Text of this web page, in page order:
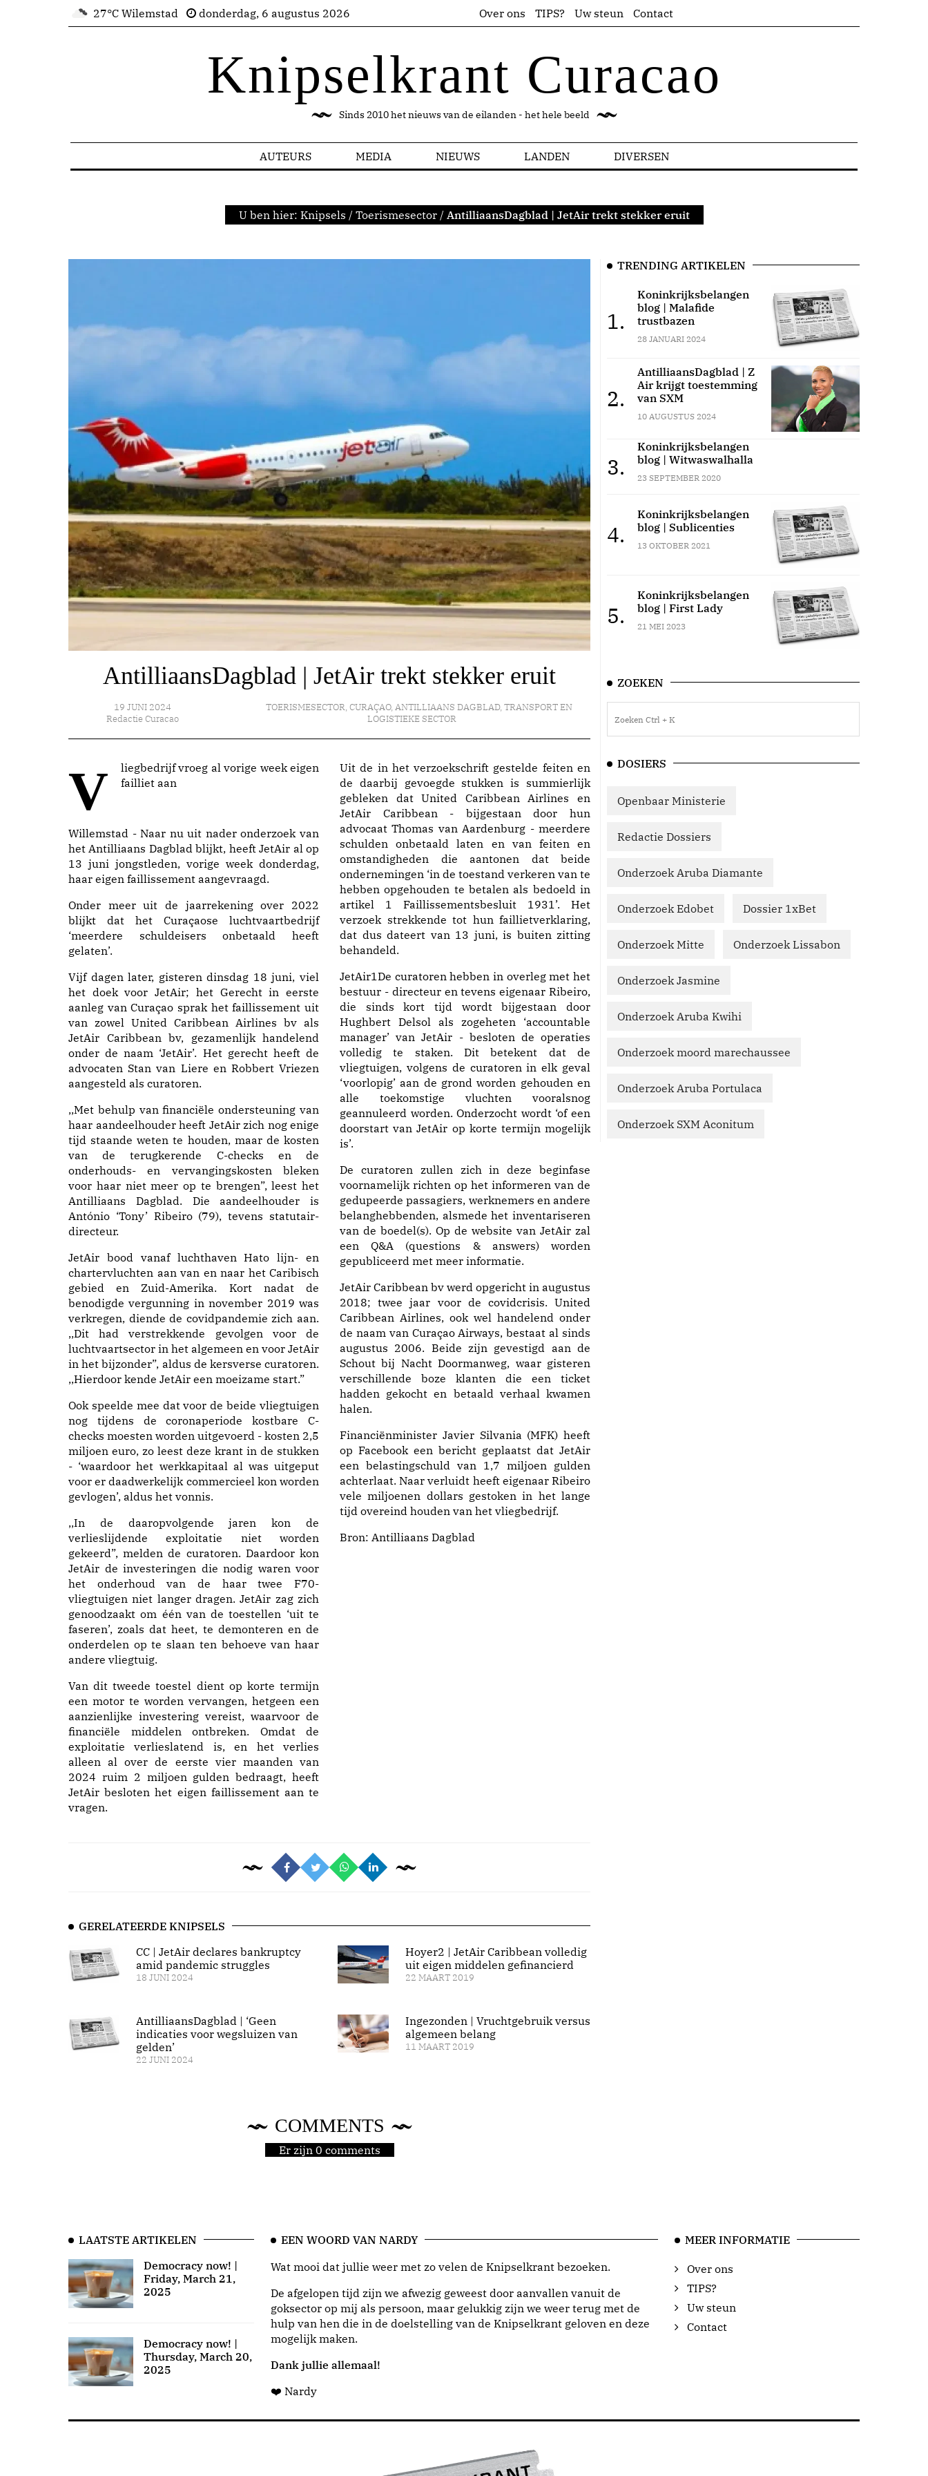
27°C Wilemstad donderdag, 6 augustus 2026 Over ons TIPS? Uw steun Contact
Knipselkrant Curacao
Sinds 2010 het nieuws van de eilanden - het hele beeld
AUTEURS MEDIA NIEUWS LANDEN DIVERSEN
U ben hier: Knipsels / Toerismesector / AntilliaansDagblad | JetAir trekt stekker eruit
AntilliaansDagblad | JetAir trekt stekker eruit
19 JUNI 2024
Redactie Curacao
TOERISMESECTOR, CURAÇAO, ANTILLIAANS DAGBLAD, TRANSPORT EN
LOGISTIEKE SECTOR
Vliegbedrijf vroeg al vorige week eigen failliet aan
Willemstad - Naar nu uit nader onderzoek van
het Antilliaans Dagblad blijkt, heeft JetAir al op
13 juni jongstleden, vorige week donderdag,
haar eigen faillissement aangevraagd.
Onder meer uit de jaarrekening over 2022
blijkt dat het Curaçaose luchtvaartbedrijf
‘meerdere schuldeisers onbetaald heeft
gelaten’.
Vijf dagen later, gisteren dinsdag 18 juni, viel
het doek voor JetAir; het Gerecht in eerste
aanleg van Curaçao sprak het faillissement uit
van zowel United Caribbean Airlines bv als
JetAir Caribbean bv, gezamenlijk handelend
onder de naam ‘JetAir’. Het gerecht heeft de
advocaten Stan van Liere en Robbert Vriezen
aangesteld als curatoren.
,,Met behulp van financiële ondersteuning van
haar aandeelhouder heeft JetAir zich nog enige
tijd staande weten te houden, maar de kosten
van de terugkerende C-checks en de
onderhouds- en vervangingskosten bleken
voor haar niet meer op te brengen”, leest het
Antilliaans Dagblad. Die aandeelhouder is
António ‘Tony’ Ribeiro (79), tevens statutair-
directeur.
JetAir bood vanaf luchthaven Hato lijn- en
chartervluchten aan van en naar het Caribisch
gebied en Zuid-Amerika. Kort nadat de
benodigde vergunning in november 2019 was
verkregen, diende de covidpandemie zich aan.
,,Dit had verstrekkende gevolgen voor de
luchtvaartsector in het algemeen en voor JetAir
in het bijzonder”, aldus de kersverse curatoren.
,,Hierdoor kende JetAir een moeizame start.”
Ook speelde mee dat voor de beide vliegtuigen
nog tijdens de coronaperiode kostbare C-
checks moesten worden uitgevoerd - kosten 2,5
miljoen euro, zo leest deze krant in de stukken
- ‘waardoor het werkkapitaal al was uitgeput
voor er daadwerkelijk commercieel kon worden
gevlogen’, aldus het vonnis.
,,In de daaropvolgende jaren kon de
verlieslijdende exploitatie niet worden
gekeerd”, melden de curatoren. Daardoor kon
JetAir de investeringen die nodig waren voor
het onderhoud van de haar twee F70-
vliegtuigen niet langer dragen. JetAir zag zich
genoodzaakt om één van de toestellen ‘uit te
faseren’, zoals dat heet, te demonteren en de
onderdelen op te slaan ten behoeve van haar
andere vliegtuig.
Van dit tweede toestel dient op korte termijn
een motor te worden vervangen, hetgeen een
aanzienlijke investering vereist, waarvoor de
financiële middelen ontbreken. Omdat de
exploitatie verlieslatend is, en het verlies
alleen al over de eerste vier maanden van
2024 ruim 2 miljoen gulden bedraagt, heeft
JetAir besloten het eigen faillissement aan te
vragen.
Uit de in het verzoekschrift gestelde feiten en
de daarbij gevoegde stukken is summierlijk
gebleken dat United Caribbean Airlines en
JetAir Caribbean - bijgestaan door hun
advocaat Thomas van Aardenburg - meerdere
schulden onbetaald laten en van feiten en
omstandigheden die aantonen dat beide
ondernemingen ‘in de toestand verkeren van te
hebben opgehouden te betalen als bedoeld in
artikel 1 Faillissementsbesluit 1931’. Het
verzoek strekkende tot hun faillietverklaring,
dat dus dateert van 13 juni, is buiten zitting
behandeld.
JetAir1De curatoren hebben in overleg met het
bestuur - directeur en tevens eigenaar Ribeiro,
die sinds kort tijd wordt bijgestaan door
Hughbert Delsol als zogeheten ‘accountable
manager’ van JetAir - besloten de operaties
volledig te staken. Dit betekent dat de
vliegtuigen, volgens de curatoren in elk geval
‘voorlopig’ aan de grond worden gehouden en
alle toekomstige vluchten vooralsnog
geannuleerd worden. Onderzocht wordt ‘of een
doorstart van JetAir op korte termijn mogelijk
is’.
De curatoren zullen zich in deze beginfase
voornamelijk richten op het informeren van de
gedupeerde passagiers, werknemers en andere
belanghebbenden, alsmede het inventariseren
van de boedel(s). Op de website van JetAir zal
een Q&A (questions & answers) worden
gepubliceerd met meer informatie.
JetAir Caribbean bv werd opgericht in augustus
2018; twee jaar voor de covidcrisis. United
Caribbean Airlines, ook wel handelend onder
de naam van Curaçao Airways, bestaat al sinds
augustus 2006. Beide zijn gevestigd aan de
Schout bij Nacht Doormanweg, waar gisteren
verschillende boze klanten die een ticket
hadden gekocht en betaald verhaal kwamen
halen.
Financiënminister Javier Silvania (MFK) heeft
op Facebook een bericht geplaatst dat JetAir
een belastingschuld van 1,7 miljoen gulden
achterlaat. Naar verluidt heeft eigenaar Ribeiro
vele miljoenen dollars gestoken in het lange
tijd overeind houden van het vliegbedrijf.
Bron: Antilliaans Dagblad
GERELATEERDE KNIPSELS
CC | JetAir declares bankruptcy
amid pandemic struggles
18 JUNI 2024
AntilliaansDagblad | ‘Geen
indicaties voor wegsluizen van
gelden’
22 JUNI 2024
Hoyer2 | JetAir Caribbean volledig
uit eigen middelen gefinancierd
22 MAART 2019
Ingezonden | Vruchtgebruik versus
algemeen belang
11 MAART 2019
COMMENTS
Er zijn 0 comments
TRENDING ARTIKELEN
1.
Koninkrijksbelangen
blog | Malafide
trustbazen
28 JANUARI 2024
2.
AntilliaansDagblad | Z
Air krijgt toestemming
van SXM
10 AUGUSTUS 2024
3.
Koninkrijksbelangen
blog | Witwaswalhalla
23 SEPTEMBER 2020
4.
Koninkrijksbelangen
blog | Sublicenties
13 OKTOBER 2021
5.
Koninkrijksbelangen
blog | First Lady
21 MEI 2023
ZOEKEN
DOSIERS
Openbaar Ministerie
Redactie Dossiers
Onderzoek Aruba Diamante
Onderzoek Edobet Dossier 1xBet
Onderzoek Mitte Onderzoek Lissabon
Onderzoek Jasmine
Onderzoek Aruba Kwihi
Onderzoek moord marechaussee
Onderzoek Aruba Portulaca
Onderzoek SXM Aconitum
LAATSTE ARTIKELEN
Democracy now! |
Friday, March 21,
2025
Democracy now! |
Thursday, March 20,
2025
EEN WOORD VAN NARDY
Wat mooi dat jullie weer met zo velen de Knipselkrant bezoeken.
De afgelopen tijd zijn we afwezig geweest door aanvallen vanuit de
goksector op mij als persoon, maar gelukkig zijn we weer terug met de
hulp van hen die in de doelstelling van de Knipselkrant geloven en deze
mogelijk maken.
Dank jullie allemaal!
❤️ Nardy
MEER INFORMATIE
Over ons
TIPS?
Uw steun
Contact